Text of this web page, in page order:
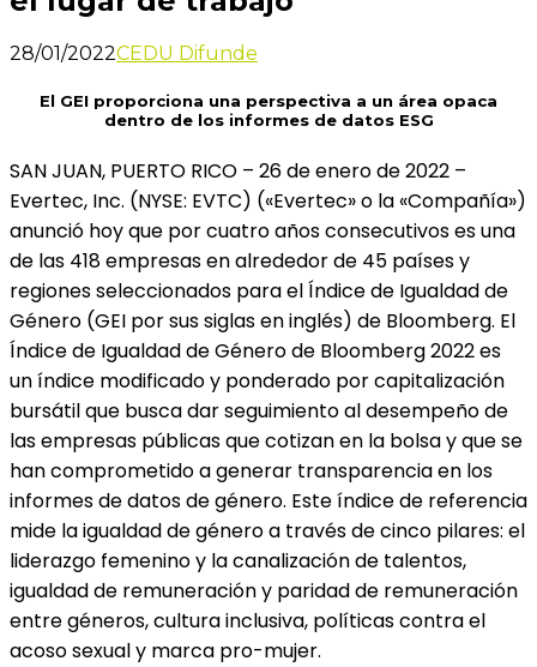
28/01/2022CEDU Difunde
El GEI proporciona una perspectiva a un área opaca
dentro de los informes de datos ESG
SAN JUAN, PUERTO RICO – 26 de enero de 2022 –
Evertec, Inc. (NYSE: EVTC) («Evertec» o la «Compañía»)
anunció hoy que por cuatro años consecutivos es una
de las 418 empresas en alrededor de 45 países y
regiones seleccionados para el Índice de Igualdad de
Género (GEI por sus siglas en inglés) de Bloomberg. El
Índice de Igualdad de Género de Bloomberg 2022 es
un índice modificado y ponderado por capitalización
bursátil que busca dar seguimiento al desempeño de
las empresas públicas que cotizan en la bolsa y que se
han comprometido a generar transparencia en los
informes de datos de género. Este índice de referencia
mide la igualdad de género a través de cinco pilares: el
liderazgo femenino y la canalización de talentos,
igualdad de remuneración y paridad de remuneración
entre géneros, cultura inclusiva, políticas contra el
acoso sexual y marca pro-mujer.